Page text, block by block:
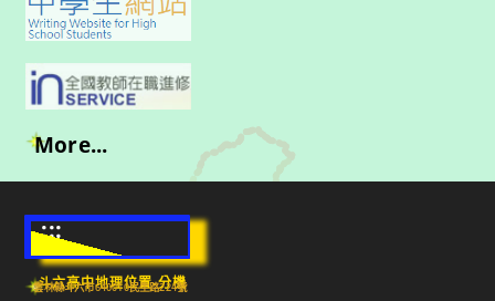
More...
:::
斗六高中地理位置-分機
雲林縣斗六市640010民生路224號